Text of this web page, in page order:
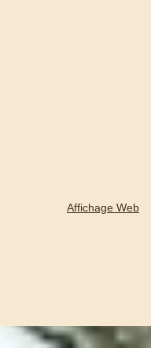
Affichage Web